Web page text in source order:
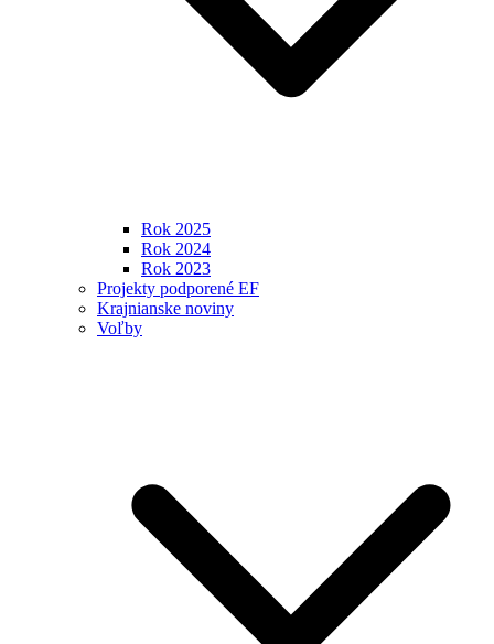
Rok 2025
Rok 2024
Rok 2023
Projekty podporené EF
Krajnianske noviny
Voľby